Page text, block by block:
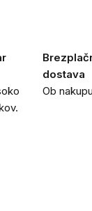
dostava
Ob